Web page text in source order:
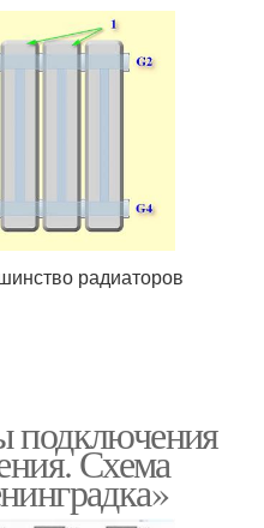
радиаторов
подключения
Схема